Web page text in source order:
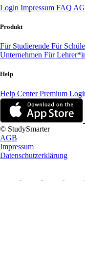
Login Impressum FAQ
Produkt
Für Studierende Für
Unternehmen Für
Help
Help CenterPremium
© StudySmarter
AGB
Impressum
Datenschutzerklärung